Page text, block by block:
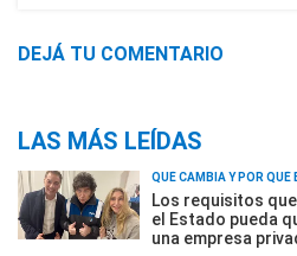
DEJÁ TU COMENTARIO
LAS MÁS LEÍDAS
QUÉ CAMBIA Y POR QUÉ
Los requisitos
el Estado pueda
una empresa